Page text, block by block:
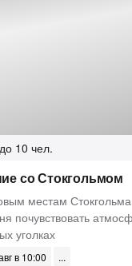
до 10 чел.
со Стокгольмом
местам
почувствовать
уголках
в 10:00